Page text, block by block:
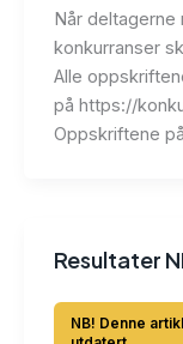
Når
konkurranser
Alle
på https://
Oppskriftene
Resultater